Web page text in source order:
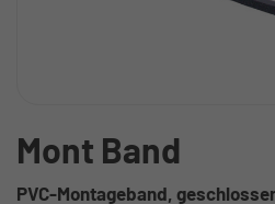
Mont Band
PVC-Montageband,